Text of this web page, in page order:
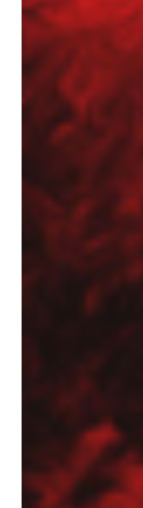
Młodszy
Praktyki
Młodszy
(K/M)
Młodszy
Inżynier
Park